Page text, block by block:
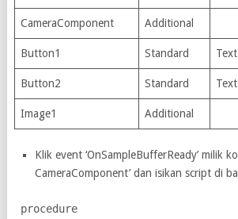
CameraComponent Additional
Button1 Standard
Button2 Standard
Image1 Additional
Klik event ‘OnSampleBufferReady’ milik
CameraComponent’ dan isikan script di
procedure